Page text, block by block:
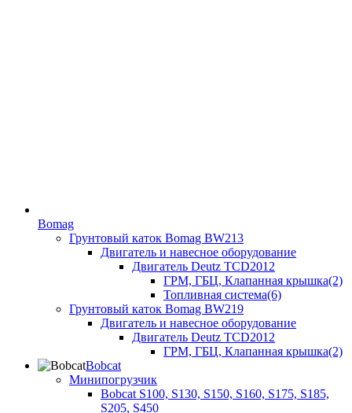
Bomag
Грунтовый каток Bomag BW213
Двигатель и навесное оборудование
Двигатель Deutz TCD2012
ГРМ, ГБЦ, Клапанная крышка(2)
Топливная система(6)
Грунтовый каток Bomag BW219
Двигатель и навесное оборудование
Двигатель Deutz TCD2012
ГРМ, ГБЦ, Клапанная крышка(2)
Bobcat
Минипогрузчик
Bobcat S100, S130, S150, S160, S175, S185,
S205, S450